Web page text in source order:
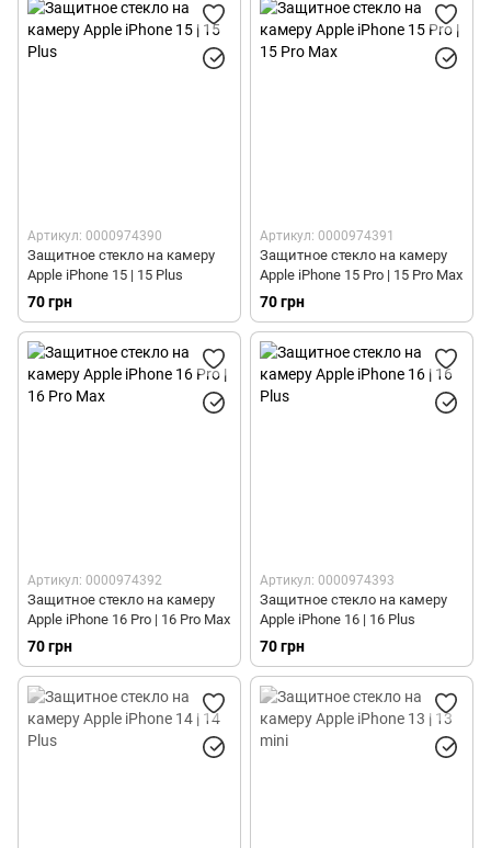
Артикул: 0000974390
Защитное стекло на камеру
Apple iPhone 15 | 15 Plus
70 грн
Артикул: 0000974391
Защитное стекло на камеру
Apple iPhone 15 Pro | 15 Pro Max
70 грн
Артикул: 0000974392
Защитное стекло на камеру
Apple iPhone 16 Pro | 16 Pro Max
70 грн
Артикул: 0000974393
Защитное стекло на камеру
Apple iPhone 16 | 16 Plus
70 грн